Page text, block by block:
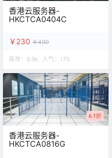
香港云服务器-
HKCTCA0404C
￥230 ￥490
库存： 9.9k 人气： 175
6.1折
香港云服务器-
HKCTCA0816G